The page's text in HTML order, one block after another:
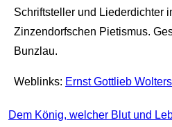
Schriftsteller und Liederdichter
Zinzendorfschen Pietismus.
Bunzlau.
Weblinks: Ernst Gottlieb
Dem König, welcher Blut und